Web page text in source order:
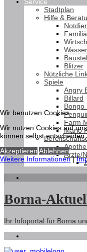
Stadtplan
Hilfe &
Blitzer
Nützliche
Spiele
Angry
Billard
Bongo
Farm
Mario
Ärzte/
Borna-
Ihr Infoportal für Borna
Wir benutzen Cookies
Wir nutzen Cookies auf
können selbst
Akzeptieren Ablehnen
Weitere Informationen|